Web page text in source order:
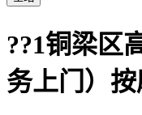
??1铜梁区
务上门）按